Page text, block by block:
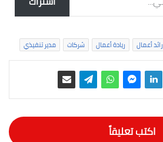
رائد أعمال ريادة أعمال شركات مدير تنفيذي
اكتب تعليقاً